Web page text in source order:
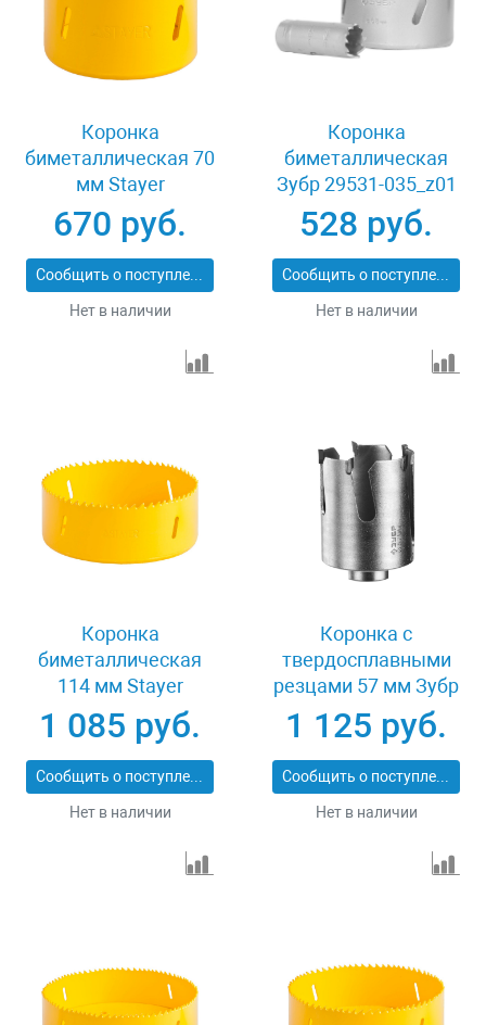
Коронка
биметаллическая 70
мм Stayer
PROFESSIONAL
29547-070
670 руб.
Сообщить о поступлении
Нет в наличии
Коронка
биметаллическая
Зубр 29531-035_z01
528 руб.
Сообщить о поступлении
Нет в наличии
Коронка
биметаллическая
114 мм Stayer
PROFESSIONAL
29547-114
1 085 руб.
Сообщить о поступлении
Нет в наличии
Коронка с
твердосплавными
резцами 57 мм Зубр
ПРОФИ 29514-57
1 125 руб.
Сообщить о поступлении
Нет в наличии